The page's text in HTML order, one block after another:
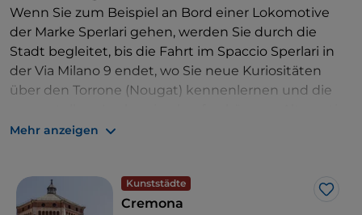
Wenn Sie zum Beispiel an Bord einer Lokomotive
der Marke Sperlari gehen, werden Sie durch die
Stadt begleitet, bis die Fahrt im Spaccio Sperlari in
der Via Milano 9 endet, wo Sie neue Kuriositäten
über den Torrone (Nougat) kennenlernen und die
können Sie einen Ausflug auf dem Fluss Po
Torrone Rivoltini und Cremoneser Salami Negroni
einlädt.
Mehr anzeigen
Kunststädte
Like
Cremona